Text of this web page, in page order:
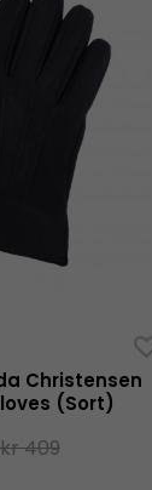
Christensen
(Sort)
kr 409